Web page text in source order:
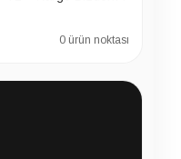
0 ürün noktası